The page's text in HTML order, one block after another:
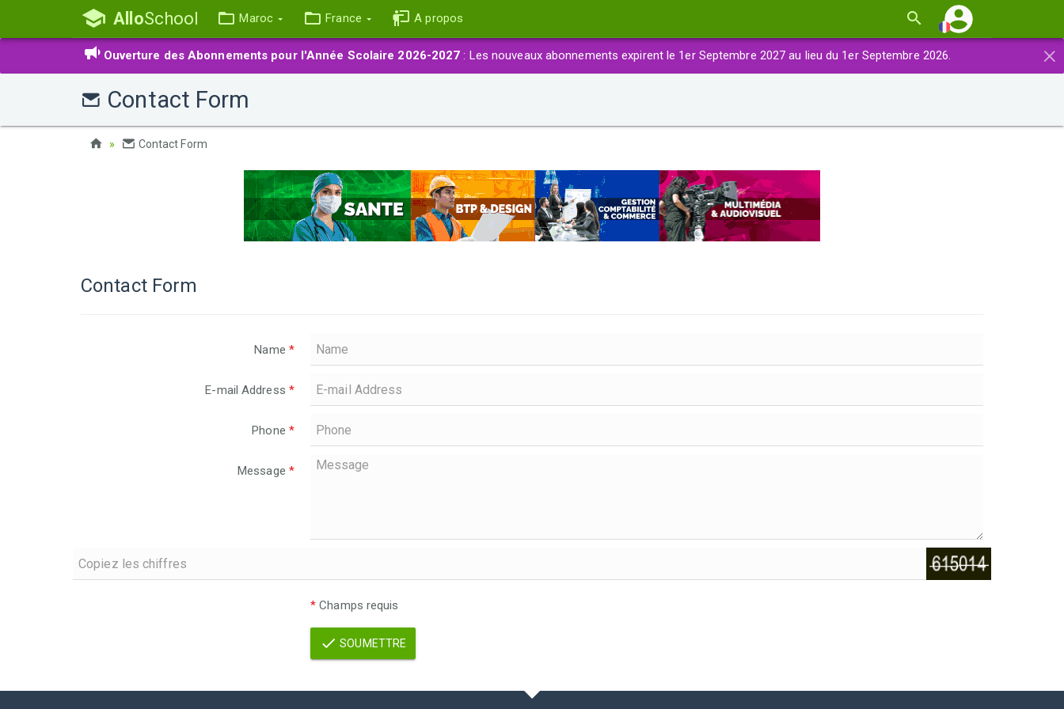
AlloSchool Maroc France A propos
×
Ouverture des Abonnements pour l'Année Scolaire 2026-2027 : Les nouveaux abonnements expirent le 1er Septembre 2027 au lieu du 1er Septembre 2026.
Contact Form
Contact Form
Contact Form
Name *
E-mail Address *
Phone *
Message *
* Champs requis
SOUMETTRE